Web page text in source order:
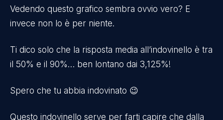
Vedendo questo grafico sembra ovvio vero? E
invece non lo è per niente.
Ti dico solo che la risposta media all’indovinello è tra
il 50% e il 90%… ben lontano dai 3,125%!
Spero che tu abbia indovinato 😉
Questo indovinello serve per farti capire che dalla